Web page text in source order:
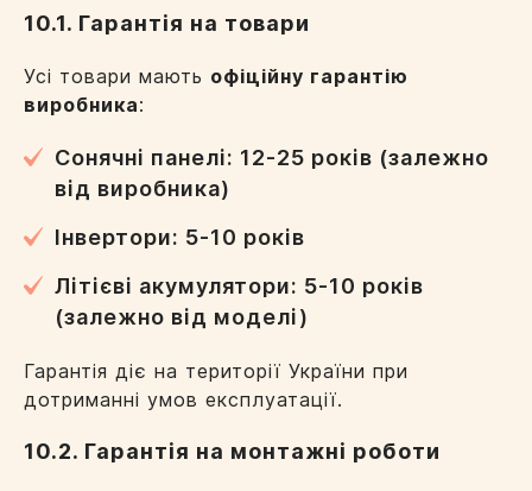
10.1. Гарантія на товари
Усі товари мають офіційну гарантію
виробника:
Сонячні панелі: 12-25 років (залежно
від виробника)
Інвертори: 5-10 років
Літієві акумулятори: 5-10 років
(залежно від моделі)
Гарантія діє на території України при
дотриманні умов експлуатації.
10.2. Гарантія на монтажні роботи